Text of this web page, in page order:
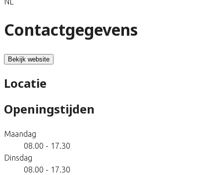
Contactgegevens
Bekijk website
Locatie
Openingstijden
Maandag
08.00 - 17.30
Dinsdag
08.00 - 17.30